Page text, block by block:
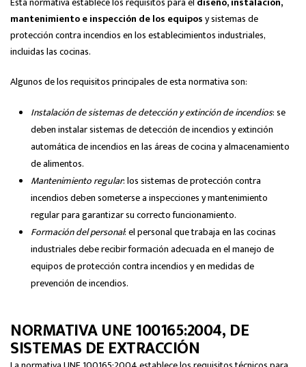
mantenimiento e inspección de los equiposy sistemas de
protección contra incendios en los establecimientos industriales,
incluidas las cocinas.
Algunos de los requisitos principales de esta normativa son:
Instalación de sistemas de detección y extinción de incendios: se
deben instalar sistemas de detección de incendios y extinción
automática de incendios en las áreas de cocina y almacenamiento
de alimentos.
Mantenimiento regular: los sistemas de protección contra
incendios deben someterse a inspecciones y mantenimiento
regular para garantizar su correcto funcionamiento.
Formación del personal: el personal que trabaja en las cocinas
industriales debe recibir formación adecuada en el manejo de
equipos de protección contra incendios y en medidas de
prevención de incendios.
NORMATIVA UNE 100165:2004, DE
SISTEMAS DE EXTRACCIÓN